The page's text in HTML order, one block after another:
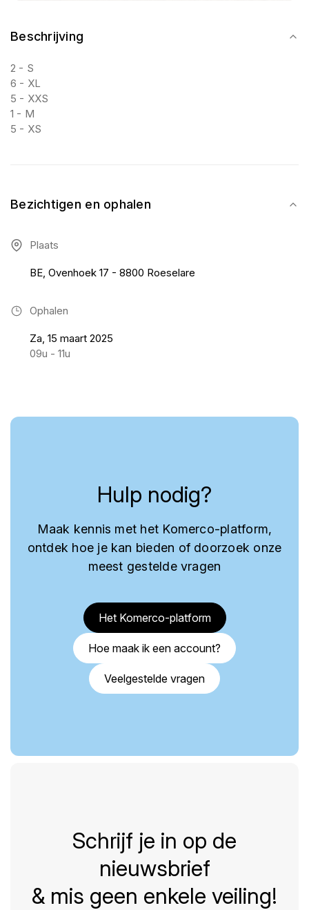
Beschrijving
2 - S
6 - XL
5 - XXS
1 - M
5 - XS
Bezichtigen en ophalen
Plaats
BE, Ovenhoek 17 - 8800 Roeselare
Ophalen
Za, 15 maart 2025
09u - 11u
Hulp nodig?
Maak kennis met het Komerco-platform,
ontdek hoe je kan bieden of doorzoek onze
meest gestelde vragen
Het Komerco-platform
Hoe maak ik een account?
Veelgestelde vragen
Schrijf je in op de
nieuwsbrief
& mis geen enkele veiling!